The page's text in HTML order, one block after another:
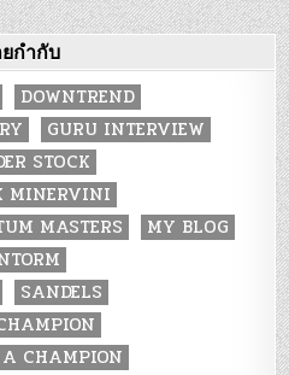
กำกับ
DOWNTREND
GURU INTERVIEW
STOCK
MINERVINI
MASTERS
MY BLOG
SANDELS
CHAMPION